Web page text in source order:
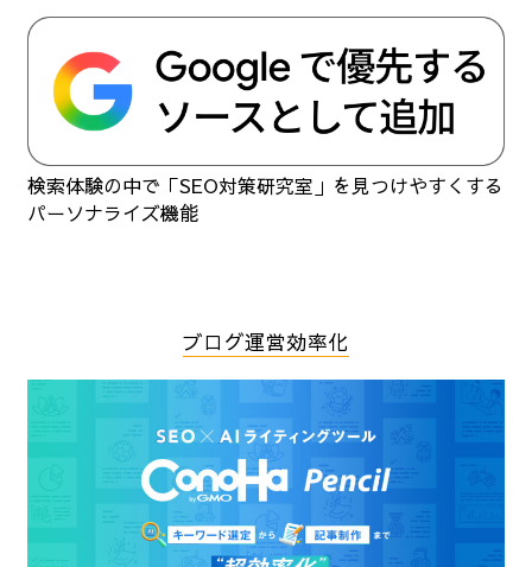
検索体験の中で「SEO対策研究室」を見つけやすくする
パーソナライズ機能
ブログ運営効率化